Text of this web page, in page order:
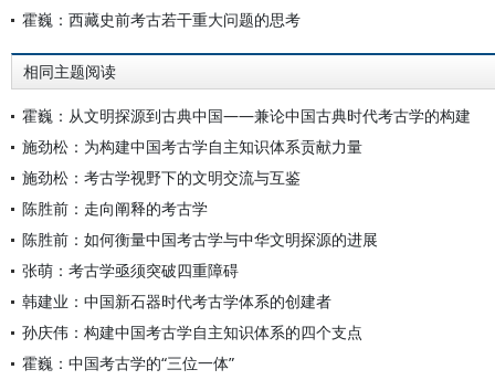
霍巍：西藏史前考古若干重大问题的思考
相同主题阅读
霍巍：从文明探源到古典中国——兼论中国古典时代考古学的构建
施劲松：为构建中国考古学自主知识体系贡献力量
施劲松：考古学视野下的文明交流与互鉴
陈胜前：走向阐释的考古学
陈胜前：如何衡量中国考古学与中华文明探源的进展
张萌：考古学亟须突破四重障碍
韩建业：中国新石器时代考古学体系的创建者
孙庆伟：构建中国考古学自主知识体系的四个支点
霍巍：中国考古学的“三位一体”